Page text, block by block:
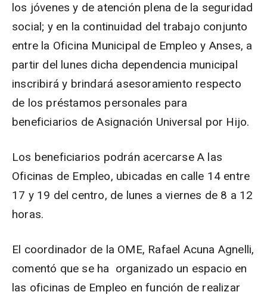
los jóvenes y de atención plena de la seguridad
social; y en la continuidad del trabajo conjunto
entre la Oficina Municipal de Empleo y Anses, a
partir del lunes dicha dependencia municipal
inscribirá y brindará asesoramiento respecto
de los préstamos personales para
beneficiarios de Asignación Universal por Hijo.
Los beneficiarios podrán acercarse A las
Oficinas de Empleo, ubicadas en calle 14 entre
17 y 19 del centro, de lunes a viernes de 8 a 12
horas.
El coordinador de la OME, Rafael Acuna Agnelli,
comentó que se ha organizado un espacio en
las oficinas de Empleo en función de realizar